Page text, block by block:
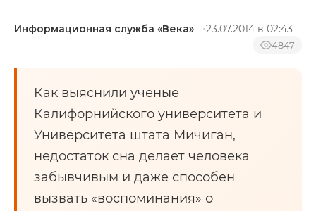
Информационная служба «Века» 23.07.2014 в 02:43
4847
Как выяснили ученые
Калифорнийского университета и
Университета штата Мичиган,
недостаток сна делает человека
забывчивым и даже способен
вызвать «воспоминания» о